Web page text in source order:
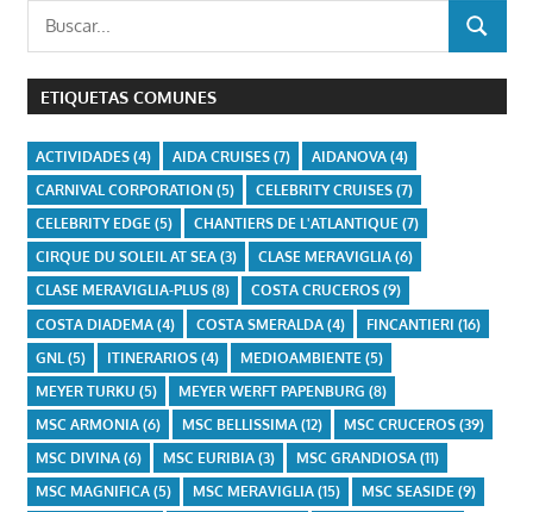
Buscar:
BUSCAR
ETIQUETAS COMUNES
ACTIVIDADES(4) AIDA CRUISES(7) AIDANOVA(4)
CARNIVAL CORPORATION(5) CELEBRITY CRUISES(7)
CELEBRITY EDGE (5) CHANTIERS DE L'ATLANTIQUE (7)
CIRQUE DU SOLEIL AT SEA(3) CLASE MERAVIGLIA(6)
CLASE MERAVIGLIA-PLUS(8) COSTA CRUCEROS(9)
COSTA DIADEMA(4) COSTA SMERALDA(4) FINCANTIERI (16)
GNL (5) ITINERARIOS(4) MEDIOAMBIENTE (5)
MEYER TURKU (5) MEYER WERFT PAPENBURG (8)
MSC ARMONIA(6) MSC BELLISSIMA(12) MSC CRUCEROS(39)
MSC DIVINA(6) MSC EURIBIA(3) MSC GRANDIOSA(11)
MSC MAGNIFICA(5) MSC MERAVIGLIA(15) MSC SEASIDE(9)